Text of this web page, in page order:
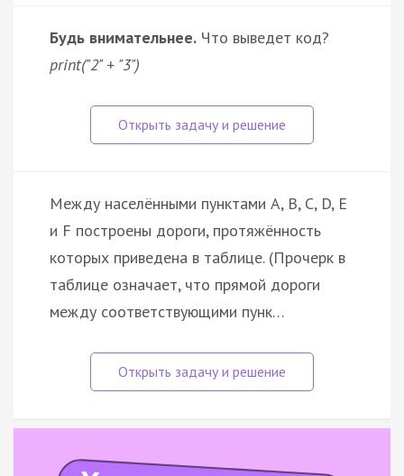
Будь внимательнее. Что выведет код?
print("2" + "3")
Между населёнными пунктами A, B, C, D, E
и F построены дороги, протяжённость
которых приведена в таблице. (Прочерк в
таблице означает, что прямой дороги
между соответствующими пунк…